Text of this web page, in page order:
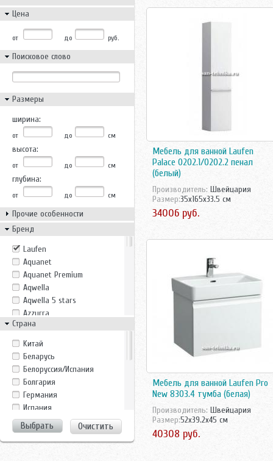
Цена
от до руб.
Поисковое слово
Размеры
ширина:
от до см
высота:
от до см
глубина:
от до см
Прочие особенности
Бренд
Laufen
Aquanet
Aquanet Premium
Aqwella
Aqwella 5 stars
Azzurra
Belux
Bricklaer
Casa Vera
Cezares
Clarberg
Dreja
Duravit
Evulla
GamaDecor
Страна
Kитай
Беларусь
Белоруссия/Испания
Болгария
Германия
Испания
Италия
Китай
Росcия
Очистить
Мебель для ванной Laufen
Palace 0202.1/0202.2 пенал
(белый)
Производитель: Швейцария
Размер:35x165x33.5 см
34006 руб.
Мебель для ванной Laufen Pro
New 8303.4 тумба (белая)
Производитель: Швейцария
Размер:52x39.2x45 см
40308 руб.